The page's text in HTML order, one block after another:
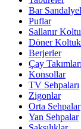
Bar
Puflar
Sallanır
Döner Koltuk
Berjerler
Çay Takımları
Konsollar
TV Sehpaları
Zigonlar
Orta Sehpalar
Yan Sehpalar